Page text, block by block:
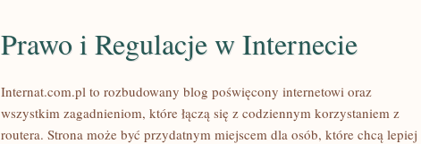
Prawo i Regulacje w Internecie
Internat.com.pl to rozbudowany blog poświęcony internetowi oraz
wszystkim zagadnieniom, które łączą się z codziennym korzystaniem z
routera. Strona może być przydatnym miejscem dla osób, które chcą lepiej